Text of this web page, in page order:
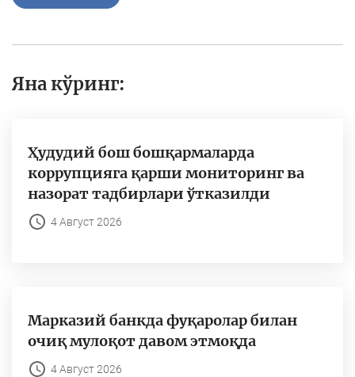
Яна кўринг:
Ҳудудий бош бошқармаларда
коррупцияга қарши мониторинг ва
назорат тадбирлари ўтказилди
4 Август 2026
Марказий банкда фуқаролар билан
очиқ мулоқот давом этмоқда
4 Август 2026